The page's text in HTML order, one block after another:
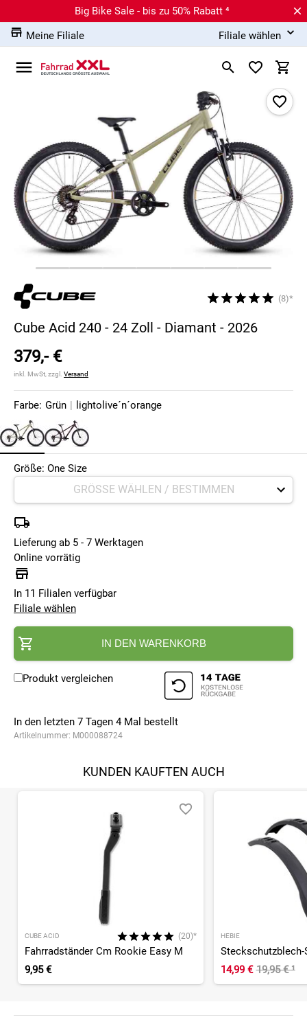
Big Bike Sale - bis zu 50% Rabatt ⁴
Meine Filiale
Filiale wählen
(8)*
Cube Acid 240 - 24 Zoll - Diamant - 2026
379,- €
inkl. MwSt, zzgl. Versand
Farbe: Grün | lightolive´n´orange
Größe: One Size
Lieferung ab 5 - 7 Werktagen
Online vorrätig
In 11 Filialen verfügbar
Filiale wählen
IN DEN WARENKORB
Produkt vergleichen
In den letzten 7 Tagen 4Mal bestellt
Artikelnummer: M000088724
KUNDEN KAUFTEN AUCH
CUBE ACID (20)*
Fahrradständer Cm Rookie Easy M
9,95 €
HEBIE
14,99 € 19,95 €¹